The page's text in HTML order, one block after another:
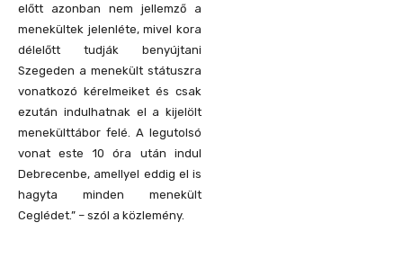
előtt azonban nem jellemző a
menekültek jelenléte, mivel kora
délelőtt tudják benyújtani
Szegeden a menekült státuszra
vonatkozó kérelmeiket és csak
ezután indulhatnak el a kijelölt
menekülttábor felé. A legutolsó
vonat este 10 óra után indul
Debrecenbe, amellyel eddig el is
hagyta minden menekült
Ceglédet.” – szól a közlemény.